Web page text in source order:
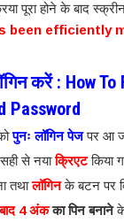
पूरा होने के बाद
been efficiently
करें : How
Password
पुनः लॉगिन पेजपर आ
सही से नयाक्रिएटकिया
तथालॉगिनके बटन पर
बाद 4 अंकका पिन बनानेके